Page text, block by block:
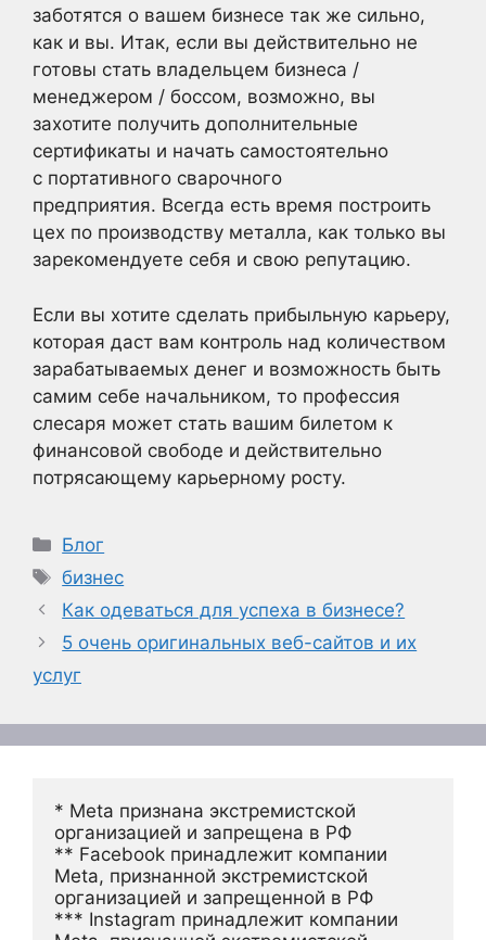
заботятся о вашем бизнесе так же сильно,
как и вы. Итак, если вы действительно не
готовы стать владельцем бизнеса /
менеджером / боссом, возможно, вы
захотите получить дополнительные
сертификаты и начать самостоятельно
с портативного сварочного
предприятия. Всегда есть время построить
цех по производству металла, как только вы
зарекомендуете себя и свою репутацию.
Если вы хотите сделать прибыльную карьеру,
которая даст вам контроль над количеством
зарабатываемых денег и возможность быть
самим себе начальником, то профессия
слесаря может стать вашим билетом к
финансовой свободе и действительно
потрясающему карьерному росту.
Рубрики
Блог
Метки
бизнес
Как одеваться для успеха в бизнесе?
5 очень оригинальных веб-сайтов и их
услуг
* Meta признана экстремистской
организацией и запрещена в РФ
** Facebook принадлежит компании
Meta, признанной экстремистской
организацией и запрещенной в РФ
*** Instagram принадлежит компании